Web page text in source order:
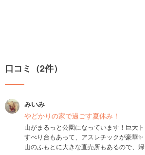
口コミ（2件）
みいみ
やどかりの家で過ごす夏休み！
山がまるっと公園になっています！巨大
すべり台もあって、アスレチックが豪華✨
山のふもとに大きな直売所もあるので、